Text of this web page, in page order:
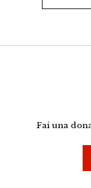
Fai una